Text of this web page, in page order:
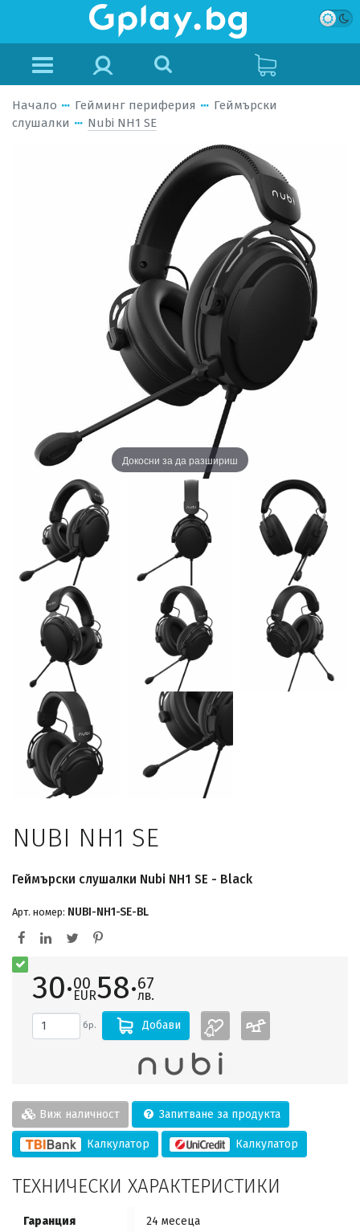
Начало Гейминг периферия
Геймърски
слушалки
Nubi NH1 SE
Докосни за да разшириш
NUBI NH1 SE
Геймърски слушалки Nubi NH1 SE - Black
Арт. номер: NUBI-NH1-SE-BL
30·00
EUR58·67
лв.
бр. Добави
Виж наличност Запитване за продукта
Калкулатор Калкулатор
ТЕХНИЧЕСКИ ХАРАКТЕРИСТИКИ
Гаранция 24 месеца